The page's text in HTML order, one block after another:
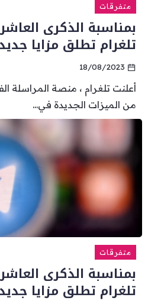
متفرقات
بمناسبة الذكرى
تلغرام تطلق مزايا
18/08/2023
أعلنت تلغرام ، منصة المراسلة
من الميزات الجديدة في...
متفرقات
بمناسبة الذكرى
تلغرام تطلق مزايا